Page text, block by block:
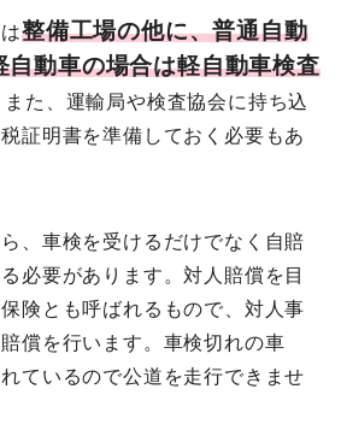
整備工場の他に、普通自動
自動車の場合は軽自動車検査
また、運輸局や検査協会に持ち込
証明書を準備しておく必要もあ
、車検を受けるだけでなく自賠
必要があります。対人賠償を目
険とも呼ばれるもので、対人事
償を行います。車検切れの車
ているので公道を走行できませ